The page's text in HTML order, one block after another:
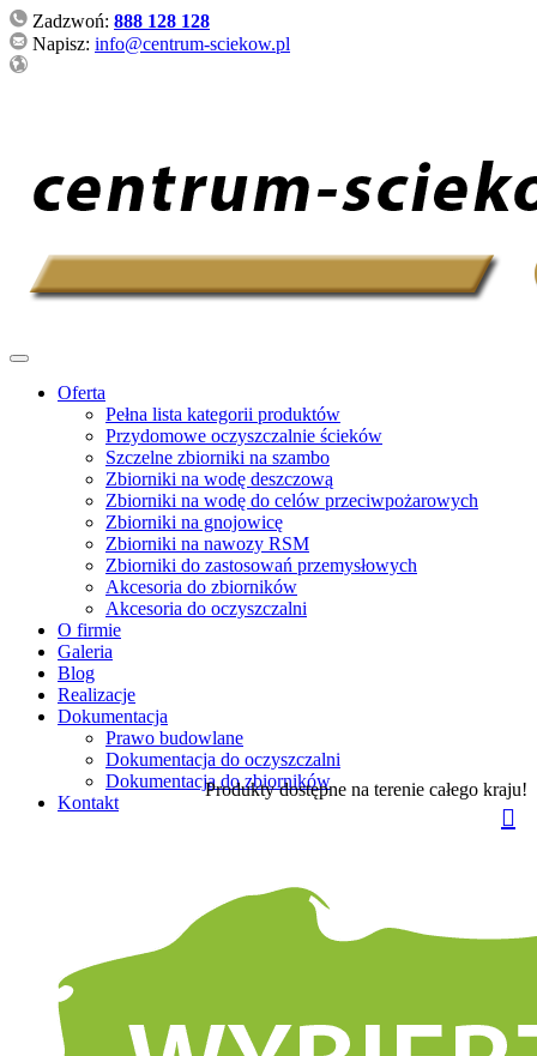
Zadzwoń: 888 128 128
Napisz: info@centrum-sciekow.pl
Oferta
Pełna lista kategorii produktów
Przydomowe oczyszczalnie ścieków
Szczelne zbiorniki na szambo
Zbiorniki na wodę deszczową
Zbiorniki na wodę do celów przeciwpożarowych
Zbiorniki na gnojowicę
Zbiorniki na nawozy RSM
Zbiorniki do zastosowań przemysłowych
Akcesoria do zbiorników
Akcesoria do oczyszczalni
O firmie
Galeria
Blog
Realizacje
Dokumentacja
Prawo budowlane
Dokumentacja do oczyszczalni
Dokumentacja do zbiorników
Kontakt
Produkty dostępne na terenie całego kraju!